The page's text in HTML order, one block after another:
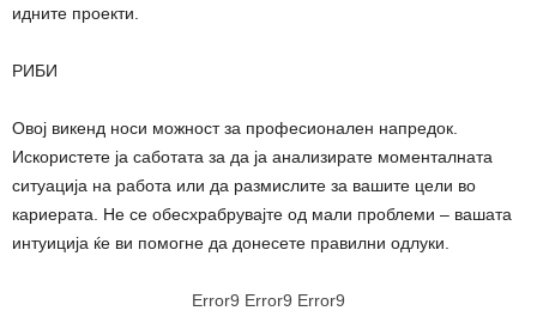
идните проекти.
РИБИ
Овој викенд носи можност за професионален напредок.
Искористете ја саботата за да ја анализирате моменталната
ситуација на работа или да размислите за вашите цели во
кариерата. Не се обесхрабрувајте од мали проблеми – вашата
интуиција ќе ви помогне да донесете правилни одлуки.
Error9 Error9 Error9